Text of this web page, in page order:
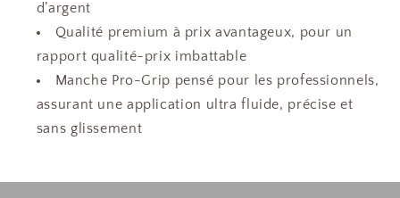
d’argent
Qualité premium à prix avantageux, pour un
rapport qualité-prix imbattable
Manche Pro-Grip pensé pour les professionnels,
assurant une application ultra fluide, précise et
sans glissement